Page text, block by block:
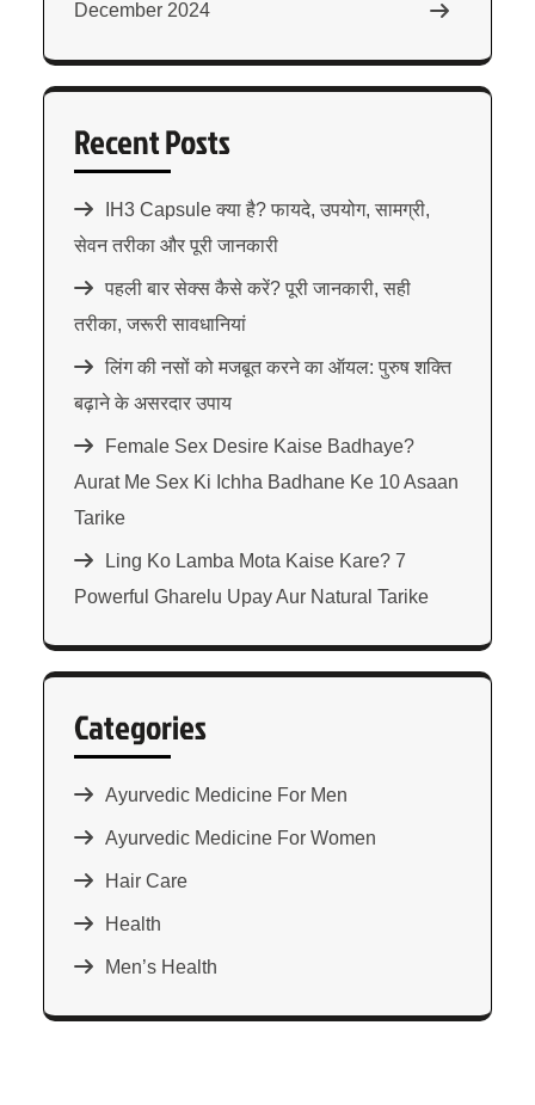
December 2024
Recent Posts
IH3 Capsule क्या है? फायदे, उपयोग, सामग्री,
सेवन तरीका और पूरी जानकारी
पहली बार सेक्स कैसे करें? पूरी जानकारी, सही
तरीका, जरूरी सावधानियां
लिंग की नसों को मजबूत करने का ऑयल: पुरुष शक्ति
बढ़ाने के असरदार उपाय
Female Sex Desire Kaise Badhaye?
Aurat Me Sex Ki Ichha Badhane Ke 10 Asaan
Tarike
Ling Ko Lamba Mota Kaise Kare? 7
Powerful Gharelu Upay Aur Natural Tarike
Categories
Ayurvedic Medicine For Men
Ayurvedic Medicine For Women
Hair Care
Health
Men’s Health